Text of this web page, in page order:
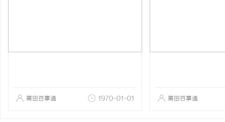
莆田百事通 1970-01-01 莆田百事通